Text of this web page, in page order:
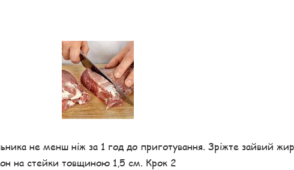
не менш ніж за 1 год до приготування. Зріжте зайвий
на стейки товщиною 1,5 см. Крок 2